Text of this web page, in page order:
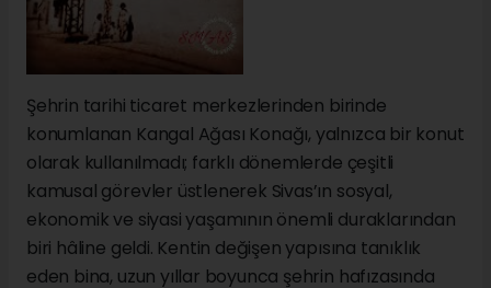
Şehrin tarihi ticaret merkezlerinden birinde
konumlanan Kangal Ağası Konağı, yalnızca bir konut
olarak kullanılmadı; farklı dönemlerde çeşitli
kamusal görevler üstlenerek Sivas’ın sosyal,
ekonomik ve siyasi yaşamının önemli duraklarından
biri hâline geldi. Kentin değişen yapısına tanıklık
eden bina, uzun yıllar boyunca şehrin hafızasında